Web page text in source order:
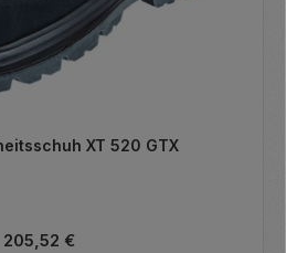
XT 520 GTX
Regulärer Preis:
205,52 €